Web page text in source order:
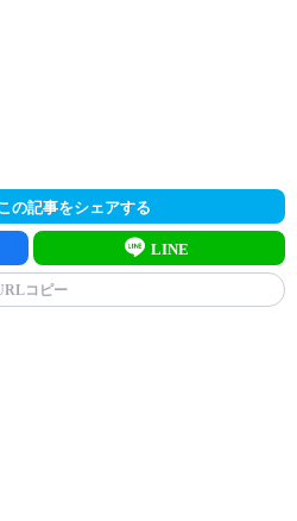
の記事をシェアする
LINE
コピー